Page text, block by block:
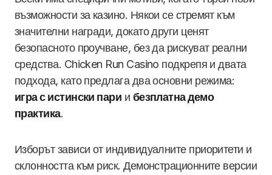
възможности за казино. Някои се стремят към
значителни награди, докато други ценят
безопасното проучване, без да рискуват реални
средства. Chicken Run Casino подкрепя и двата
подхода, като предлага два основни режима:
игра с истински пари и безплатна демо
практика.
Изборът зависи от индивидуалните приоритети и
склонността към риск. Демонстрационните версии